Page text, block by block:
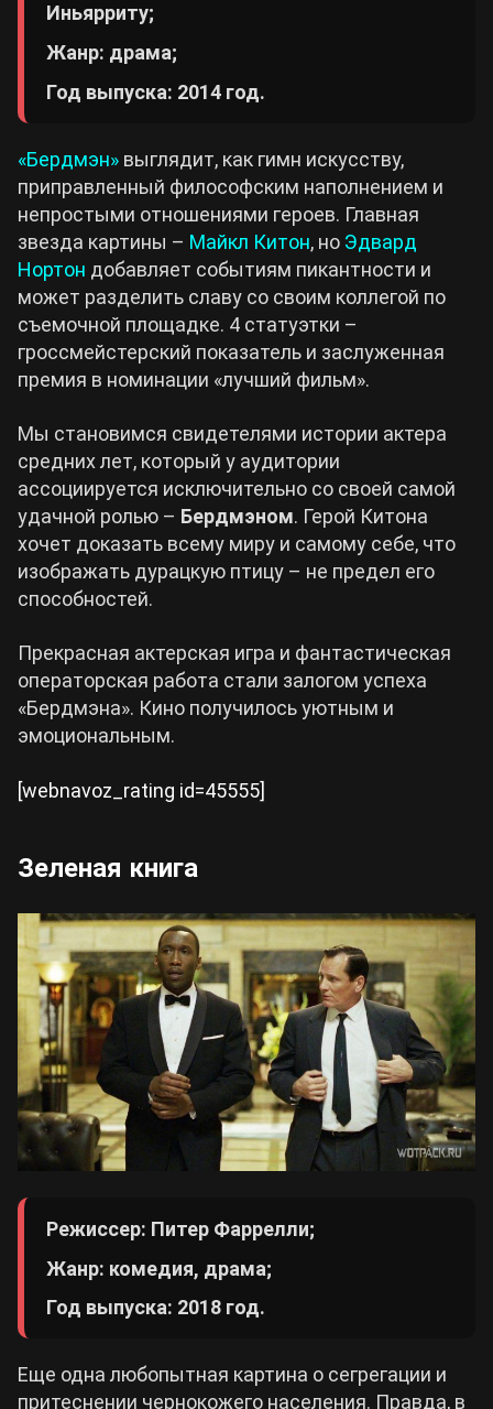
Иньярриту;
Жанр: драма;
Год выпуска: 2014 год.
«Бердмэн» выглядит, как гимн искусству,
приправленный философским наполнением и
непростыми отношениями героев. Главная
звезда картины – Майкл Китон, но Эдвард
Нортон добавляет событиям пикантности и
может разделить славу со своим коллегой по
съемочной площадке. 4 статуэтки –
гроссмейстерский показатель и заслуженная
премия в номинации «лучший фильм».
Мы становимся свидетелями истории актера
средних лет, который у аудитории
ассоциируется исключительно со своей самой
удачной ролью – Бердмэном. Герой Китона
хочет доказать всему миру и самому себе, что
изображать дурацкую птицу – не предел его
способностей.
Прекрасная актерская игра и фантастическая
операторская работа стали залогом успеха
«Бердмэна». Кино получилось уютным и
эмоциональным.
[webnavoz_rating id=45555]
Зеленая книга
Режиссер: Питер Фаррелли;
Жанр: комедия, драма;
Год выпуска: 2018 год.
Еще одна любопытная картина о сегрегации и
притеснении чернокожего населения. Правда, в